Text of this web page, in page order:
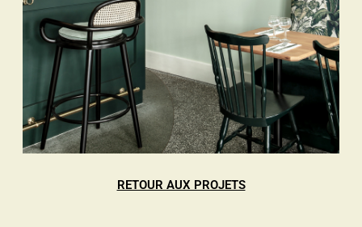
RETOUR AUX PROJETS